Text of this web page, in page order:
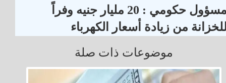
مسؤول حكومي : 20 مليار جنيه وفراً
من زيادة أسعار الكهرباء
موضوعات ذات صلة